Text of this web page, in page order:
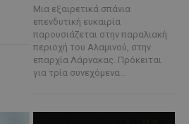
Μια εξαιρετικά σπάνια
επενδυτική ευκαιρία
παρουσιάζεται στην παραλιακή
περιοχή του Αλαμινού, στην
επαρχία Λάρνακας. Πρόκειται
για τρία συνεχόμενα...